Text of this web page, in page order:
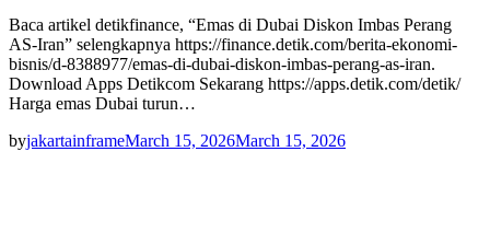
Baca artikel detikfinance, “Emas di Dubai Diskon Imbas Perang
AS-Iran” selengkapnya https://finance.detik.com/berita-ekonomi-
bisnis/d-8388977/emas-di-dubai-diskon-imbas-perang-as-iran.
Download Apps Detikcom Sekarang https://apps.detik.com/detik/
Harga emas Dubai turun…
byjakartainframeMarch 15, 2026March 15, 2026